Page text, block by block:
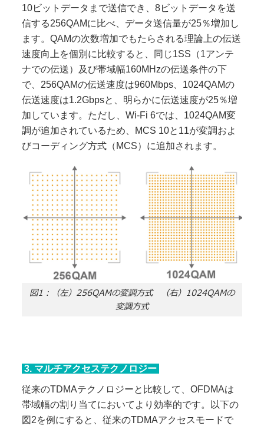
10ビットデータまで送信でき、8ビットデータを送
信する256QAMに比べ、データ送信量が25％増加し
ます。QAMの次数増加でもたらされる理論上の伝送
速度向上を個別に比較すると、同じ1SS（1アンテ
ナでの伝送）及び帯域幅160MHzの伝送条件の下
で、256QAMの伝送速度は960Mbps、1024QAMの
伝送速度は1.2Gbpsと、明らかに伝送速度が25％増
加しています。ただし、Wi-Fi 6では、1024QAM変
調が追加されているため、MCS 10と11が変調およ
びコーディング方式（MCS）に追加されます。
図1：（左）256QAMの変調方式 （右）1024QAMの
変調方式
3. マルチアクセステクノロジー
従来のTDMAテクノロジーと比較して、OFDMAは
帯域幅の割り当てにおいてより効率的です。以下の
図2を例にすると、従来のTDMAアクセスモードで